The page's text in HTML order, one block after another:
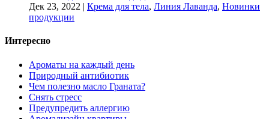
Дек 23, 2022 | Крема для тела, Линия Лаванда, Новинки
продукции
Интересно
Ароматы на каждый день
Природный антибиотик
Чем полезно масло Граната?
Снять стресс
Предупредить аллергию